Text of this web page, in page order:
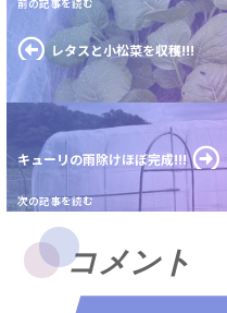
レタスと小松菜を収穫!!!
キューリの雨除けほぼ完成!!!
コメント